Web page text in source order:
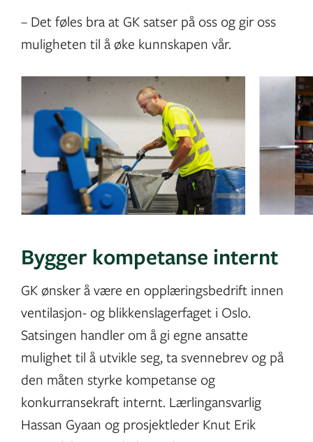
– Det føles bra at GK satser på oss og gir oss
muligheten til å øke kunnskapen vår.
Bygger kompetanse internt
GK ønsker å være en opplæringsbedrift innen
ventilasjon- og blikkenslagerfaget i Oslo.
Satsingen handler om å gi egne ansatte
mulighet til å utvikle seg, ta svennebrev og på
den måten styrke kompetanse og
konkurransekraft internt. Lærlingansvarlig
Hassan Gyaan og prosjektleder Knut Erik